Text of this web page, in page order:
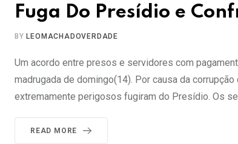
Fuga Do Presídio e
BY LEOMACHADOVERDADE
Um acordo entre presos e servidores com
madrugada de domingo(14). Por causa da
extremamente perigosos fugiram do Presídio. Os
READ MORE